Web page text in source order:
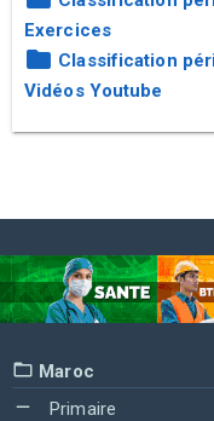
Exercices
Classification
Vidéos Youtube
Maroc
Primaire